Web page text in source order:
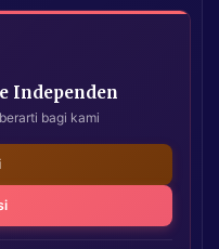
Independen
bagi kami